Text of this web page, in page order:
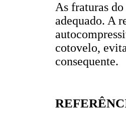
As fraturas
adequado. A
cotovelo,
consequente.